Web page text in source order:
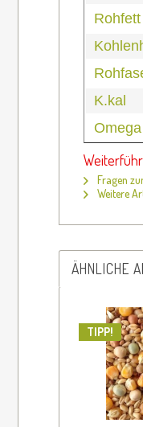
Rohfett
K.kal
Fragen
Weitere
ÄHNLICHE
TIPP!